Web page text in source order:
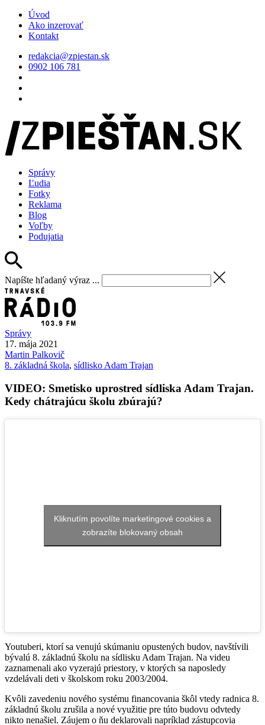
Úvod
Ako inzerovať
Kontakt
redakcia@zpiestan.sk
0902 106 781
Správy
Ľudia
Fotky
Reklama
Blog
Voľby
Podujatia
Napíšte hľadaný výraz ...
Správy
17. mája 2021
Martin Palkovič
8. základná škola, sídlisko Adam Trajan
VIDEO: Smetisko uprostred sídliska Adam Trajan.
Kedy chátrajúcu školu zbúrajú?
Kliknutím povolíte marketingové cookies a
zobrazíte blokovaný obsah
Youtuberi, ktorí sa venujú skúmaniu opustených budov, navštívili
bývalú 8. základnú školu na sídlisku Adam Trajan. Na videu
zaznamenali ako vyzerajú priestory, v ktorých sa naposledy
vzdelávali deti v školskom roku 2003/2004.
Kvôli zavedeniu nového systému financovania škôl vtedy radnica 8.
základnú školu zrušila a nové využitie pre túto budovu odvtedy
nikto nenašiel. Záujem o ňu deklarovali napríklad zástupcovia